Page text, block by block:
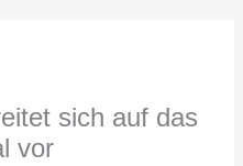
sich auf das
vor